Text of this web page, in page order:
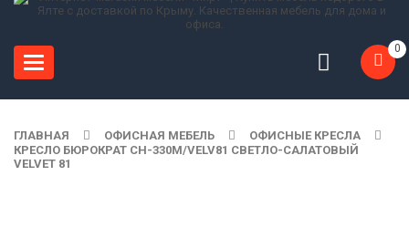
Toggle
navigation
0
ГЛАВНАЯ ОФИСНАЯ МЕБЕЛЬ
ОФИСНЫЕ КРЕСЛА
КРЕСЛО БЮРОКРАТ CH-330M/VELV81 СВЕТЛО-САЛАТОВЫЙ
VELVET 81